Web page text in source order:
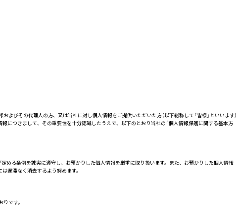
よびその代理人の方、又は当社に対し個人情報をご提供いただいた方（以下総称して「皆様」といいます）
つきまして、その重要性を十分認識したうえで、以下のとおり当社の「個人情報保護に関する基本方
める条例を誠実に遵守し、お預かりした個人情報を厳重に取り扱います。また、お預かりした個人情報
遅滞なく消去するよう努めます。
です。